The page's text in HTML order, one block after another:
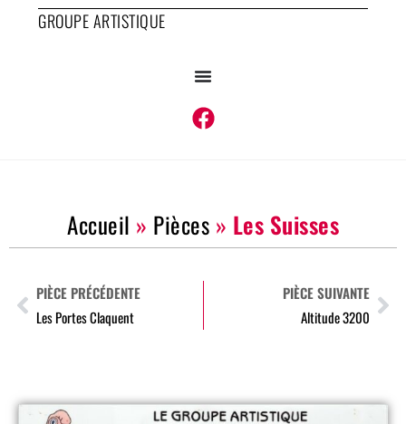
GROUPE ARTISTIQUE
Accueil » Pièces » Les Suisses
PIÈCE PRÉCÉDENTE
Les Portes Claquent
PIÈCE SUIVANTE
Altitude 3200